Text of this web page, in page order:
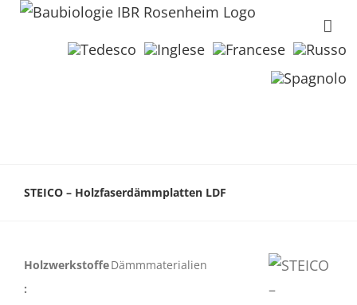
STEICO – Holzfaserdämmplatten LDF
Holzwerkstoffe
:
Dämmmaterialien